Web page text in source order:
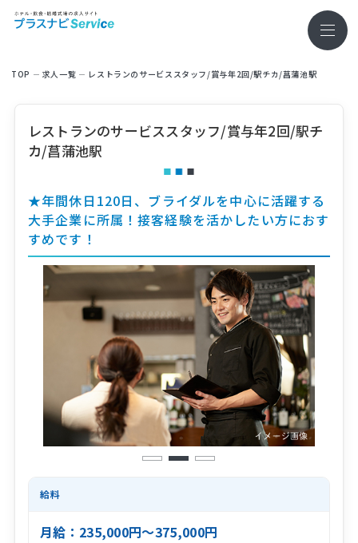
TOP 求⼈⼀覧 レストランのサービススタッフ/賞与年2回/駅チカ/菖蒲池駅
レストランのサービススタッフ/賞与年2回/駅チ
カ/菖蒲池駅
★年間休日120日、ブライダルを中心に活躍する
大手企業に所属！接客経験を活かしたい方におす
すめです！
1 2 3
給料
月給：235,000円～375,000円